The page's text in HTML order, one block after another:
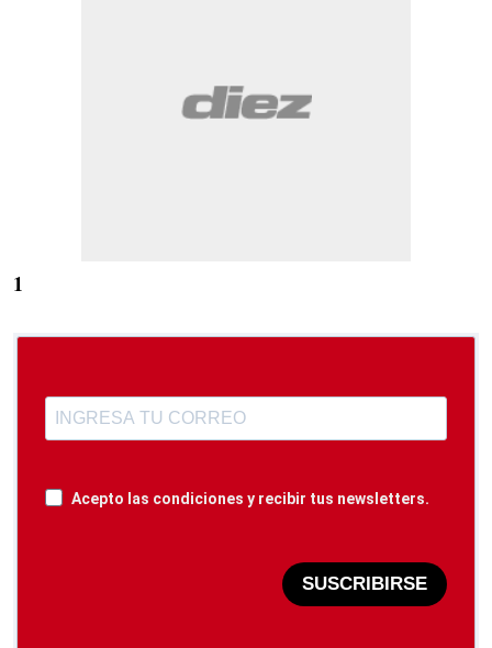
1
Acepto las condiciones y recibir tus newsletters.
SUSCRIBIRSE